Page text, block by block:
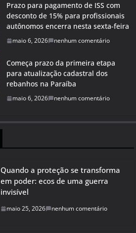
Prazo para pagamento de ISS com
desconto de 15% para profissionais
autônomos encerra nesta sexta-feira
maio 6, 2026 nenhum comentário
Começa prazo da primeira etapa
para atualização cadastral dos
rebanhos na Paraíba
maio 6, 2026 nenhum comentário
Quando a proteção se transforma
em poder: ecos de uma guerra
invisível
maio 25, 2026 nenhum comentário